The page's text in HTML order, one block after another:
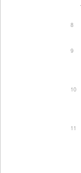
8
9
10
11